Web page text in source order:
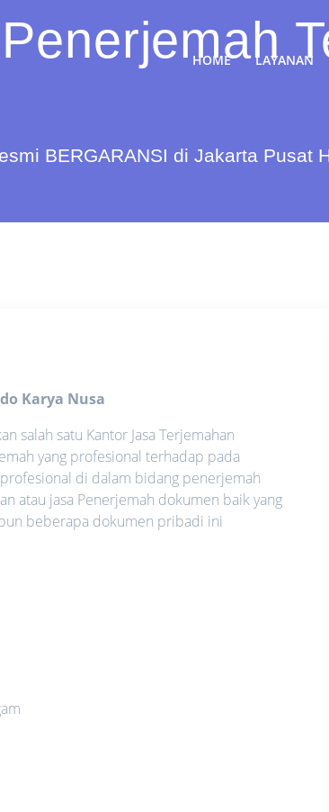
HOME LAYANAN
BERGARANSI di Jakarta Pusat
Karya Nusa
salah satu Kantor Jasa Terjemahan
yang profesional terhadap pada
di dalam bidang penerjemah
atau jasa Penerjemah dokumen baik yang
beberapa dokumen pribadi ini